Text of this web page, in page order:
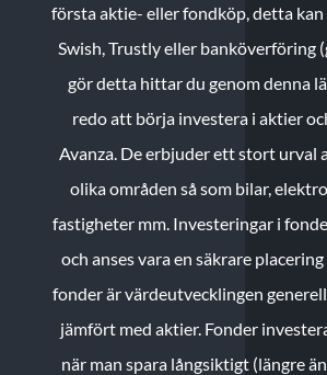
första aktie- eller fondköp, detta kan
Swish, Trustly eller banköverföring
gör detta hittar du genom denna
redo att börja investera i aktier
Avanza. De erbjuder ett stort urval
olika områden så som bilar,
fastigheter mm. Investeringar i
och anses vara en säkrare
fonder är värdeutvecklingen
jämfört med aktier. Fonder
när man spara långsiktigt (längre